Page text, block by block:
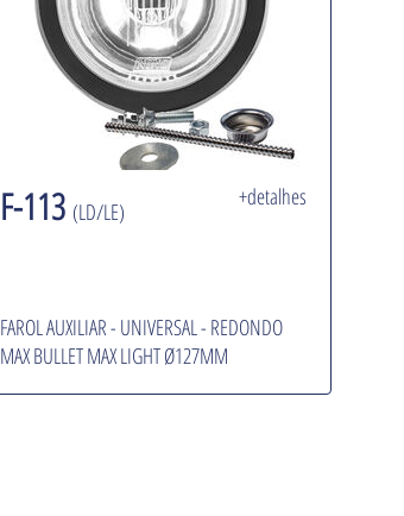
F-113 (LD/LE)
+detalhes
FAROL AUXILIAR - UNIVERSAL - REDONDO
MAX BULLET MAX LIGHT Ø127MM